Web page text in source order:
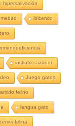
hipersalivación
ibicenco
instinto cazador
Juego gatos
felino
lengua gato
felina